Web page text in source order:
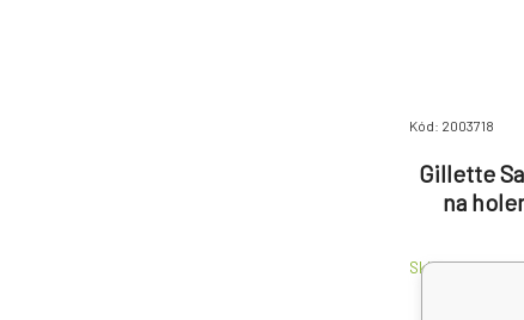
Kód: 2003718
Gillette
na
Skladom > 5ks